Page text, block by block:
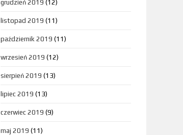
grudzień 2019 (12)
listopad 2019 (11)
październik 2019 (11)
wrzesień 2019 (12)
sierpień 2019 (13)
lipiec 2019 (13)
czerwiec 2019 (9)
maj 2019 (11)